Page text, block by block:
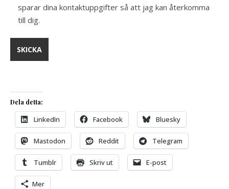
sparar dina kontaktuppgifter så att jag kan återkomma
till dig.
Dela detta:
LinkedIn Facebook Bluesky
Mastodon Reddit Telegram
Tumblr Skriv ut E-post
Mer